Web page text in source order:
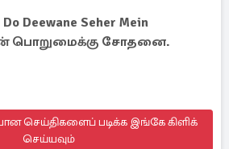
Deewane Seher Mein
பொறுமைக்கு சோதனை.
செய்திகளைப் படிக்க இங்கே கிளிக்
செய்யவும்